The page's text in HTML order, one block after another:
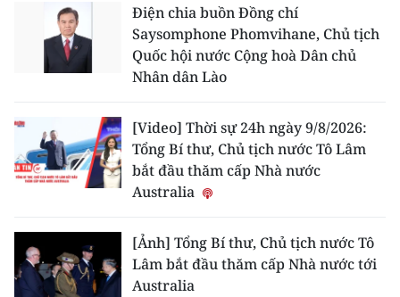
Điện chia buồn Đồng chí
Saysomphone Phomvihane, Chủ tịch
Quốc hội nước Cộng hoà Dân chủ
Nhân dân Lào
[Video] Thời sự 24h ngày 9/8/2026:
Tổng Bí thư, Chủ tịch nước Tô Lâm
bắt đầu thăm cấp Nhà nước
Australia
[Ảnh] Tổng Bí thư, Chủ tịch nước Tô
Lâm bắt đầu thăm cấp Nhà nước tới
Australia